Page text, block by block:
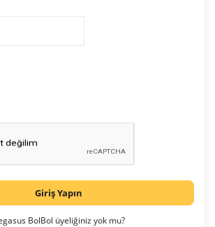
Giriş Yapın
BolBol üyeliğiniz yok mu?